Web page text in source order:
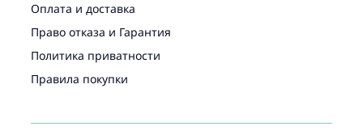
Оплата и доставка
Право отказа и Гарантия
Политика приватности
Правила покупки